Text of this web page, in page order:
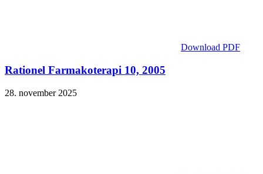
Download PDF
Rationel Farmakoterapi 10, 2005
28. november 2025